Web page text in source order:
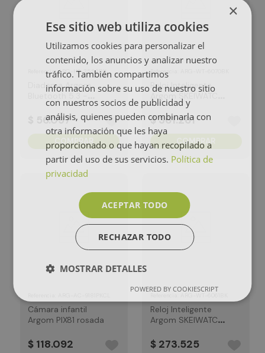
Referencia:ARG-HS-2553BK
Diadema Argom
Sonido Definido BK
56.097
COMPRAR
Referencia
Reloj Inteligente
C70 Negro
$361.261
COMPRAR
Cámara infantil
Argom PIX81 rosada
$ 118.092
Reloj Inteligente
Argom SKEIWATCH
$ 273.525
×
Ese sitio web utiliza cookies
Utilizamos cookies para personalizar el
contenido, los anuncios y analizar nuestro
tráfico. También compartimos
información sobre su uso de nuestro sitio
con nuestros socios de publicidad y
análisis, quienes pueden combinarla con
otra información que les haya
proporcionado o que hayan recopilado a
partir del uso de sus servicios. Política de
privacidad
ACEPTAR TODO
RECHAZAR TODO
MOSTRAR DETALLES
POWERED BY COOKIESCRIPT